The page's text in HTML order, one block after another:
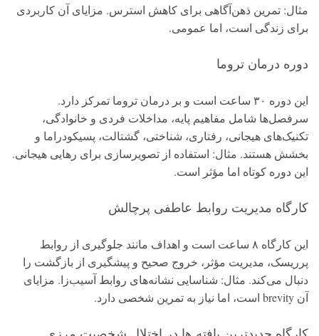
مثال: تمرین ذهن‌آگاهی برای کاهش استرس. مزایای آن کاربردی
برای زندگی است، اما عمومی.
دوره درمان تروما
این دوره ۳۰ ساعت است و بر درمان تروما تمرکز دارد.
سرفصل‌ها شامل مفاهیم پایه، مداخلات فردی و خانوادگی،
تکنیک‌های هیجانی، رفتاری، شناختی، گشتالت، پسیکودراما و
بخشش هستند. مثال: استفاده از تصویرسازی برای رهایی هیجانی.
این دوره کوتاه اما مؤثر است.
کارگاه مدیریت روابط عاطفی پرچالش
این کارگاه ۸ ساعت است و اهداف مانند جلوگیری از روابط
پرریسک، مدیریت مؤثر، خروج صحیح و پیشگیری از بازگشت را
دنبال می‌کند. مثال: شناسایی نشانه‌های روابط آسیب‌زا. مزایای
آن brevity است، اما نیاز به تمرین شخصی دارد.